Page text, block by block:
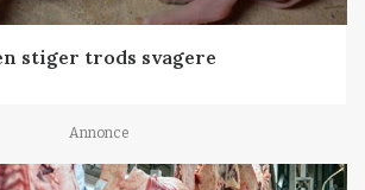
stiger trods svagere
Annonce